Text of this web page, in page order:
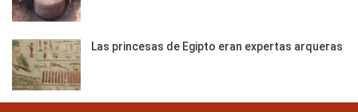
Las princesas de Egipto eran expertas arqueras